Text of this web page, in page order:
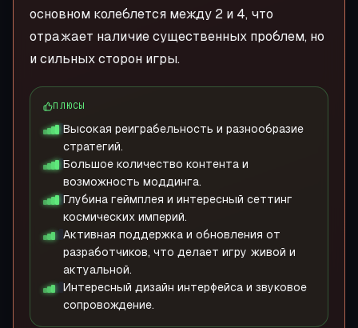
основном колеблется между 2 и 4, что
отражает наличие существенных проблем, но
и сильных сторон игры.
ПЛЮСЫ
Высокая реиграбельность и разнообразие
стратегий.
Большое количество контента и
возможность моддинга.
Глубина геймплея и интересный сеттинг
космических империй.
Активная поддержка и обновления от
разработчиков, что делает игру живой и
актуальной.
Интересный дизайн интерфейса и звуковое
сопровождение.